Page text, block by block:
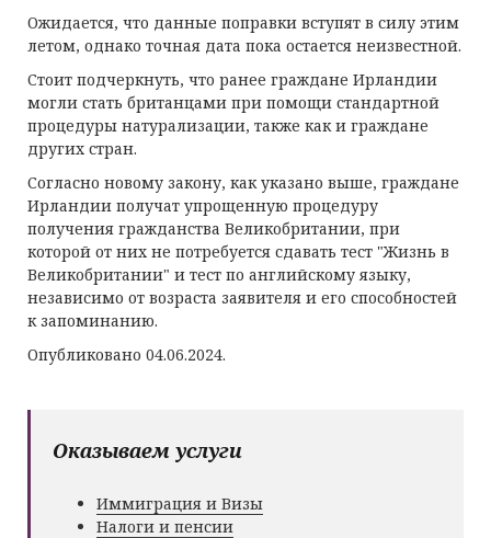
Ожидается, что данные поправки вступят в силу этим
летом, однако точная дата пока остается неизвестной.
Стоит подчеркнуть, что ранее граждане Ирландии
могли стать британцами при помощи стандартной
процедуры натурализации, также как и граждане
других стран.
Согласно новому закону, как указано выше, граждане
Ирландии получат упрощенную процедуру
получения гражданства Великобритании, при
которой от них не потребуется сдавать тест "Жизнь в
Великобритании" и тест по английскому языку,
независимо от возраста заявителя и его способностей
к запоминанию.
Опубликовано 04.06.2024.
Оказываем услуги
Иммиграция и Визы
Налоги и пенсии